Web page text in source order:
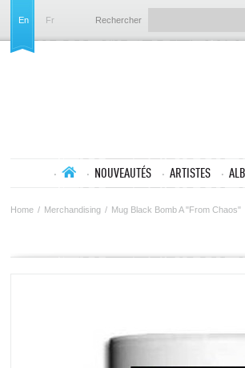
En Fr Rechercher
NOUVEAUTÉS ARTISTES
Home / Merchandising / Mug Black Bomb A "From Chaos"